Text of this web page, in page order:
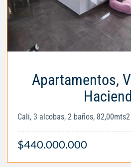
Apartamentos,
Cali, 3 alcobas, 2 baños, 82,00mts2
$440.000.000